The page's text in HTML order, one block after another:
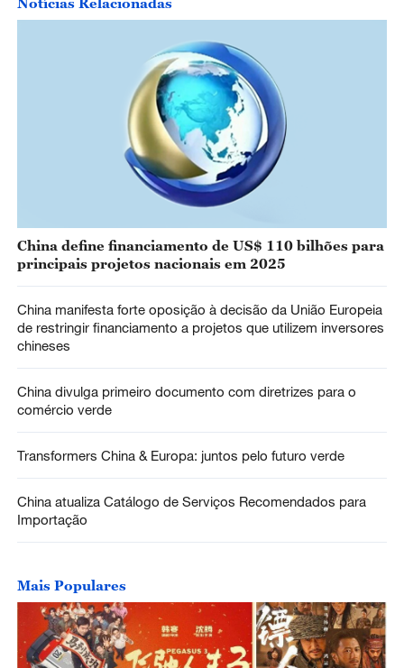
China define financiamento de US$ 110 bilhões para
principais projetos nacionais em 2025
China manifesta forte oposição à decisão da União Europeia
de restringir financiamento a projetos que utilizem inversores
chineses
China divulga primeiro documento com diretrizes para o
comércio verde
Transformers China & Europa: juntos pelo futuro verde
China atualiza Catálogo de Serviços Recomendados para
Importação
Mais Populares